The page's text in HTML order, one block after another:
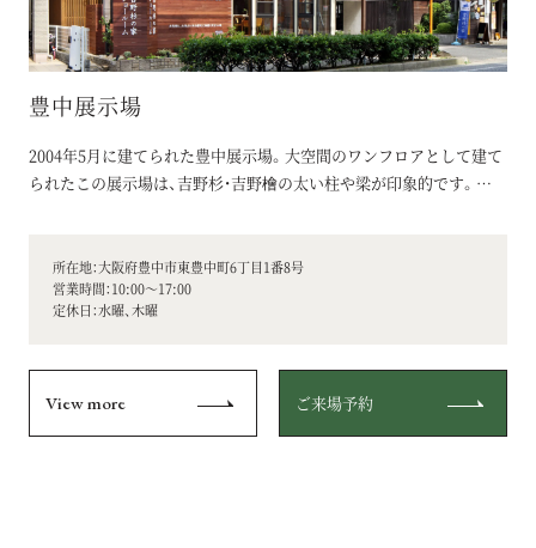
豊中展示場
2004年5月に建てられた豊中展示場。大空間のワンフロアとして建て
られたこの展示場は、吉野杉・吉野檜の太い柱や梁が印象的です。
冬は薪ストーブを焚いて、ご来場をお待ちいたしております。
※恐れ入りますが、2026/7/21（火）～2026/8/31（月）の期間は改修工事
予めご了承くださいませ。
View more
ご来場予約
所在地：大阪府豊中市東豊中町6丁目1番8号
営業時間：10:00～17:00
定休日：水曜、木曜